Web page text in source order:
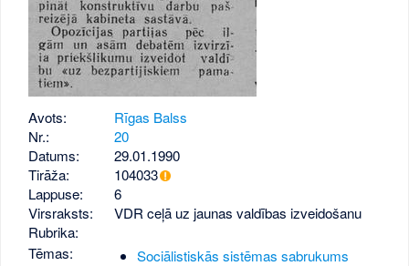
Avots:
Rīgas Balss
Nr.:
20
Datums:
29.01.1990
Tirāža:
104033
Lappuse:
6
Virsraksts:
VDR ceļā uz jaunas valdības izveidošanu
Rubrika:
Tēmas:
Sociālistiskās sistēmas sabrukums